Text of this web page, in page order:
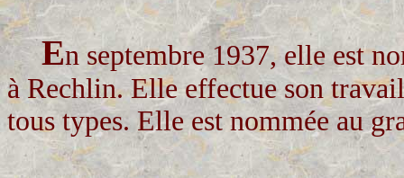
En septembre 1937, elle est
à Rechlin. Elle effectue son
tous types. Elle est nommée au